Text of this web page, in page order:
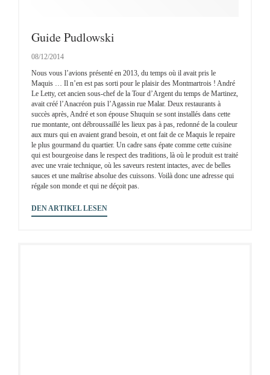
Guide Pudlowski
08/12/2014
Nous vous l’avions présenté en 2013, du temps où il avait pris le
Maquis … Il n’en est pas sorti pour le plaisir des Montmartrois ! André
Le Letty, cet ancien sous-chef de la Tour d’Argent du temps de Martinez,
avait créé l’Anacréon puis l’Agassin rue Malar. Deux restaurants à
succès après, André et son épouse Shuquin se sont installés dans cette
rue montante, ont débroussaillé les lieux pas à pas, redonné de la couleur
aux murs qui en avaient grand besoin, et ont fait de ce Maquis le repaire
le plus gourmand du quartier. Un cadre sans épate comme cette cuisine
qui est bourgeoise dans le respect des traditions, là où le produit est traité
avec une vraie technique, où les saveurs restent intactes, avec de belles
sauces et une maîtrise absolue des cuissons. Voilà donc une adresse qui
régale son monde et qui ne déçoit pas.
DEN ARTIKEL LESEN((ÖFFNET EIN NEUES FENSTER))